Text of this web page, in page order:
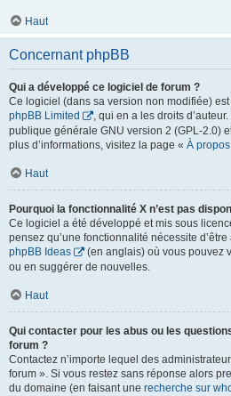
Haut
Concernant phpBB
Qui a développé ce logiciel de forum ?
Ce logiciel (dans sa version non modifiée)
phpBB Limited
, qui en a les droits
publique générale GNU version 2 (GPL-2.0)
plus d’informations, visitez la page « À
Haut
Pourquoi la fonctionnalité X n’est pas
Ce logiciel a été développé et mis sous
pensez qu’une fonctionnalité nécessite
phpBB Ideas
(en anglais) où vous pouvez
ou en suggérer de nouvelles.
Haut
Qui contacter pour les abus ou les
forum ?
Contactez n’importe lequel des
forum ». Si vous restez sans réponse alors
du domaine (en faisant une recherche sur